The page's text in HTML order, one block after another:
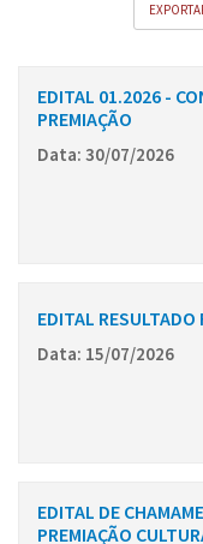
EDITAL 01.2026 -
PREMIAÇÃO
Data: 30/07/2026
EDITAL
Data: 15/07/2026
EDITAL DE
PREMIAÇÃO